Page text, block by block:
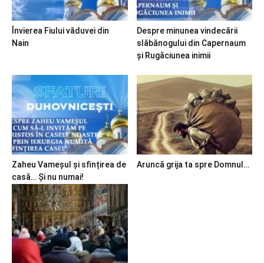
Învierea Fiului văduvei din
Nain
Despre minunea vindecării
slăbănogului din Capernaum
și Rugăciunea inimii
Zaheu Vameșul și sfințirea de
casă… Și nu numai!
Aruncă grija ta spre Domnul…